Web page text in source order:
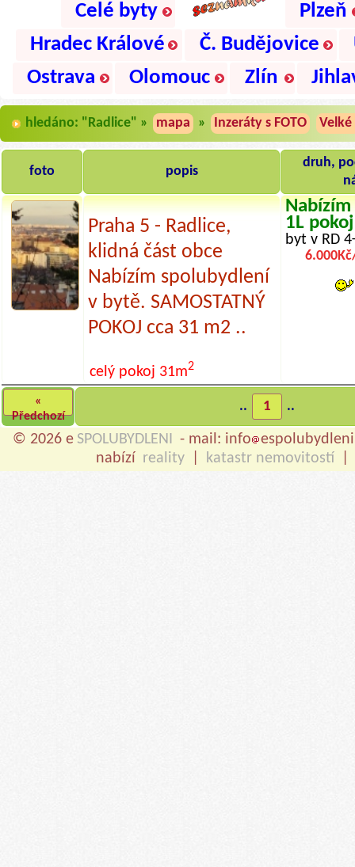
Celé byty
Plzeň
Hradec Králové
Č. Budějovice
Ostrava
Olomouc Zlín
hledáno: "Radlice" » mapa » Inzeráty s FOTO Velké
foto popis
druh,
Praha 5 - Radlice,
klidná část obce
Nabízím spolubydlení
v bytě. SAMOSTATNÝ
POKOJ cca 31 m2 ..
celý pokoj 31m2
1L pokoj
byt v RD
«
Předchozí
.. 1 ..
© 2026 e SPOLUBYDLENI - mail: info
nabízí reality katastr nemovitostí